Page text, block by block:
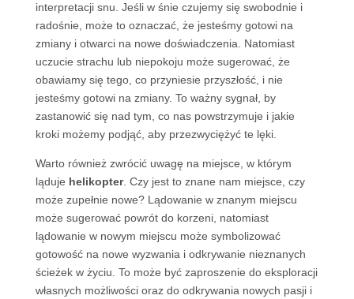
interpretacji snu. Jeśli w śnie czujemy się swobodnie i
radośnie, może to oznaczać, że jesteśmy gotowi na
zmiany i otwarci na nowe doświadczenia. Natomiast
uczucie strachu lub niepokoju może sugerować, że
obawiamy się tego, co przyniesie przyszłość, i nie
jesteśmy gotowi na zmiany. To ważny sygnał, by
zastanowić się nad tym, co nas powstrzymuje i jakie
kroki możemy podjąć, aby przezwyciężyć te lęki.
Warto również zwrócić uwagę na miejsce, w którym
ląduje helikopter. Czy jest to znane nam miejsce, czy
może zupełnie nowe? Lądowanie w znanym miejscu
może sugerować powrót do korzeni, natomiast
lądowanie w nowym miejscu może symbolizować
gotowość na nowe wyzwania i odkrywanie nieznanych
ścieżek w życiu. To może być zaproszenie do eksploracji
własnych możliwości oraz do odkrywania nowych pasji i